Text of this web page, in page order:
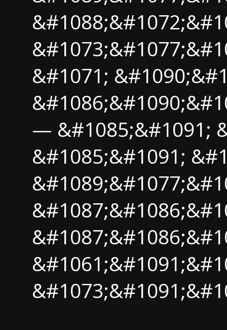
&#1071;
— &#1085;&#1091;
&#1085;&#1091;